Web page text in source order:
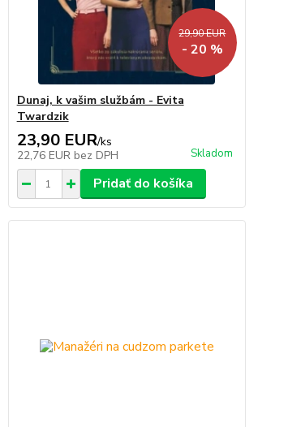
29,90 EUR
- 20 %
Dunaj, k vašim službám - Evita
Twardzik
23,90 EUR/ks
22,76 EUR bez DPH Skladom
Pridať do košíka